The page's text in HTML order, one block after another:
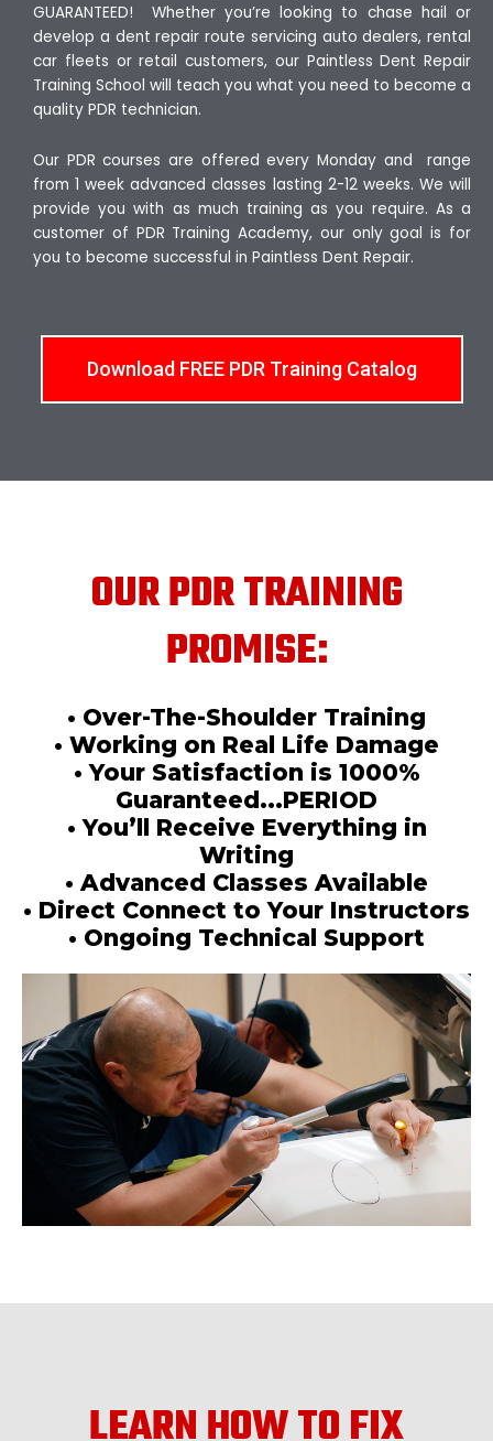
GUARANTEED! Whether you’re looking to chase hail or
develop a dent repair route servicing auto dealers, rental
car fleets or retail customers, our Paintless Dent Repair
Training School will teach you what you need to become a
quality PDR technician.
Our PDR courses are offered every Monday and range
from 1 week advanced classes lasting 2-12 weeks. We will
provide you with as much training as you require. As a
customer of PDR Training Academy, our only goal is for
you to become successful in Paintless Dent Repair.
Download FREE PDR Training Catalog
OUR PDR TRAINING
PROMISE:
• Over-The-Shoulder Training
• Working on Real Life Damage
• Your Satisfaction is 1000%
Guaranteed...PERIOD
• You’ll Receive Everything in
Writing
• Advanced Classes Available
• Direct Connect to Your Instructors
• Ongoing Technical Support